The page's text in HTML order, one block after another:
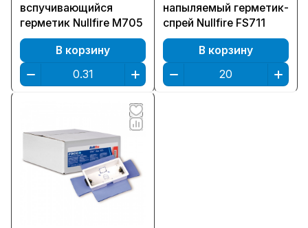
вспучивающийся
герметик Nullfire M705
В корзину
напыляемый герметик-
спрей Nullfire FS711
В корзину